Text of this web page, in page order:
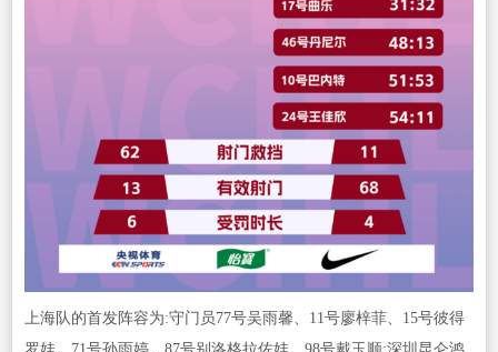
上海队的首发阵容为:守门员77号吴雨馨、11号廖梓菲、15号彼得